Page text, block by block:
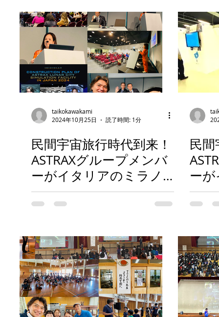
軍司氏宅訪問！ユニバー
サルオーケストラ構想
について意見交換！
に
taikokawakami
2024年10月25日
読了時間: 1分
民間宇宙旅行時代到来！
ASTRAXグループメンバ
ーがイタリアのミラノ
で開催された「国際宇宙
会議（IAC 2024）」で
月面シティシミュレー
ション施設の構築
2024」の論文発表
民
ー
ラ
宇宙
『
の
発表